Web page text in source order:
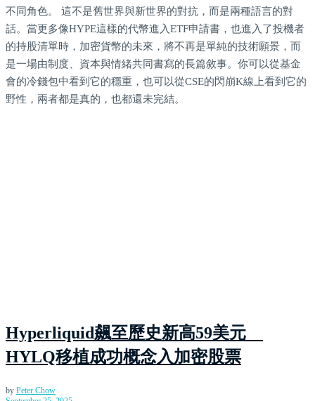
不同角色。 這不是舊世界與新世界的對抗，而是兩種語言的對
話。當更多像HYPE這樣的代幣進入ETF申請書，也進入了投機者
的持股清單時，加密貨幣的未來，將不再是單純的技術願景，而
是一場由制度、資本與情緒共同書寫的長篇敘事。你可以從基金
會的冷錢包中看到它的穩重，也可以從CSE的閃崩K線上看到它的
野性，兩者都是真的，也都還未完結。
Hyperliquid飆至歷史新高59美元
HYLQ移植成功概念入加密股票
by Peter Chow